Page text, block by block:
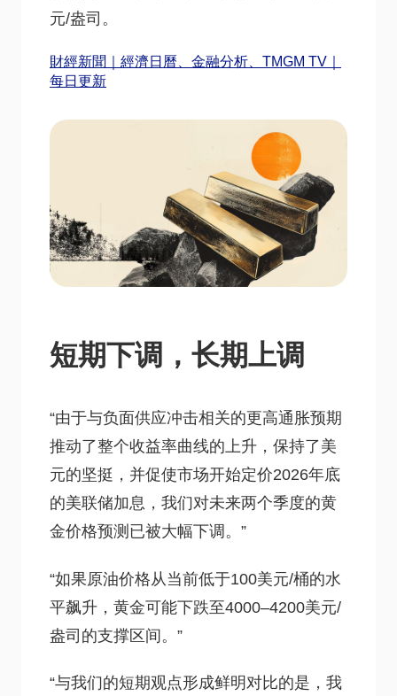
元/盎司。
財經新聞｜經濟日曆、金融分析、TMGM TV｜
每日更新
短期下调，长期上调
“由于与负面供应冲击相关的更高通胀预期
推动了整个收益率曲线的上升，保持了美
元的坚挺，并促使市场开始定价2026年底
的美联储加息，我们对未来两个季度的黄
金价格预测已被大幅下调。”
“如果原油价格从当前低于100美元/桶的水
平飙升，黄金可能下跌至4000–4200美元/
盎司的支撑区间。”
“与我们的短期观点形成鲜明对比的是，我